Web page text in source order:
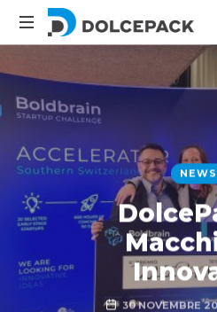
DolcePack
Machinery
NEWS
30 NOVEMBRE